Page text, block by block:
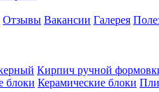
Отзывы Вакансии Галерея
Кирпич ручной
блоки Керамические блоки